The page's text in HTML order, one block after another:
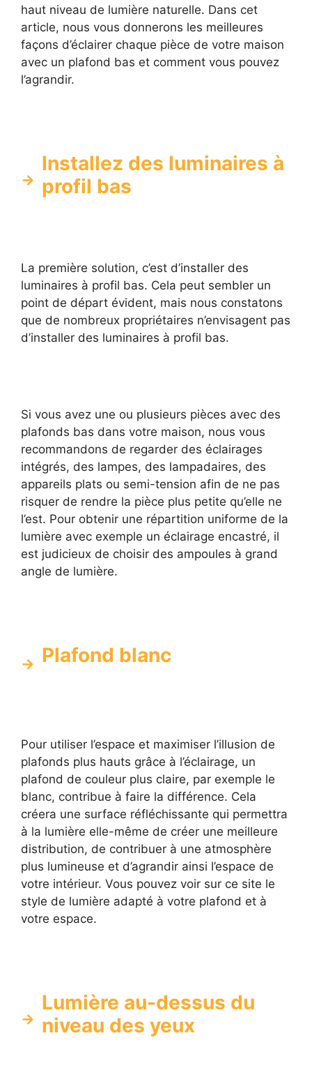
haut niveau de lumière naturelle. Dans cet
article, nous vous donnerons les meilleures
façons d’éclairer chaque pièce de votre maison
avec un plafond bas et comment vous pouvez
l’agrandir.
Installez des luminaires à
profil bas
La première solution, c’est d’installer des
luminaires à profil bas. Cela peut sembler un
point de départ évident, mais nous constatons
que de nombreux propriétaires n’envisagent pas
d’installer des luminaires à profil bas.
Si vous avez une ou plusieurs pièces avec des
plafonds bas dans votre maison, nous vous
recommandons de regarder des éclairages
intégrés, des lampes, des lampadaires, des
appareils plats ou semi-tension afin de ne pas
risquer de rendre la pièce plus petite qu’elle ne
l’est. Pour obtenir une répartition uniforme de la
lumière avec exemple un éclairage encastré, il
est judicieux de choisir des ampoules à grand
angle de lumière.
Plafond blanc
Pour utiliser l’espace et maximiser l’illusion de
plafonds plus hauts grâce à l’éclairage, un
plafond de couleur plus claire, par exemple le
blanc, contribue à faire la différence. Cela
créera une surface réfléchissante qui permettra
à la lumière elle-même de créer une meilleure
distribution, de contribuer à une atmosphère
plus lumineuse et d’agrandir ainsi l’espace de
votre intérieur. Vous pouvez voir sur ce site le
style de lumière adapté à votre plafond et à
votre espace.
Lumière au-dessus du
niveau des yeux